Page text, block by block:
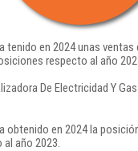
en 2024 unas
respecto al año
De Electricidad Y
obtenido en 2024 la
año 2023.